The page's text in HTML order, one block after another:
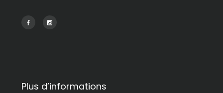
Plus d’informations